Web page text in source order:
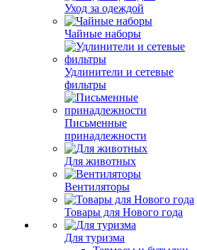
Уход за одеждой
Чайные наборы
Удлинители и сетевые
фильтры
Письменные
принадлежности
Для животных
Вентиляторы
Товары для Нового года
Для туризма